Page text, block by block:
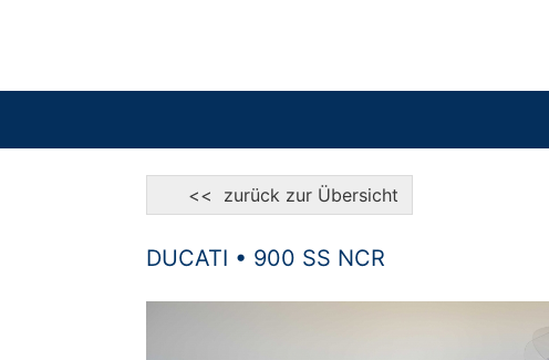
<< zurück zur Übersicht
DUCATI • 900 SS NCR